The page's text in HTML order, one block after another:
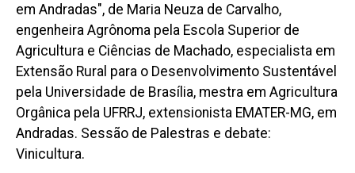
em Andradas", de Maria Neuza de Carvalho,
engenheira Agrônoma pela Escola Superior de
Agricultura e Ciências de Machado, especialista em
Extensão Rural para o Desenvolvimento Sustentável
pela Universidade de Brasília, mestra em Agricultura
Orgânica pela UFRRJ, extensionista EMATER-MG, em
Andradas. Sessão de Palestras e debate:
Vinicultura.